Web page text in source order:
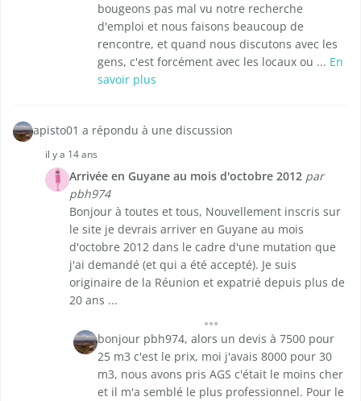
bougeons pas mal vu notre recherche
d'emploi et nous faisons beaucoup de
rencontre, et quand nous discutons avec les
gens, c'est forcément avec les locaux ou ... En
savoir plus
apisto01 a répondu à une discussion
il y a 14 ans
Arrivée en Guyane au mois d'octobre 2012 par
pbh974
Bonjour à toutes et tous, Nouvellement inscris sur
le site je devrais arriver en Guyane au mois
d'octobre 2012 dans le cadre d'une mutation que
j'ai demandé (et qui a été accepté). Je suis
originaire de la Réunion et expatrié depuis plus de
20 ans ...
bonjour pbh974, alors un devis à 7500 pour
25 m3 c'est le prix, moi j'avais 8000 pour 30
m3, nous avons pris AGS c'était le moins cher
et il m'a semblé le plus professionnel. Pour le